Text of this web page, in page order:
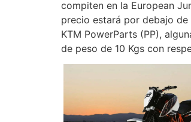
compiten en la European
precio estará por debajo
KTM PowerParts (PP),
de peso de 10 Kgs con